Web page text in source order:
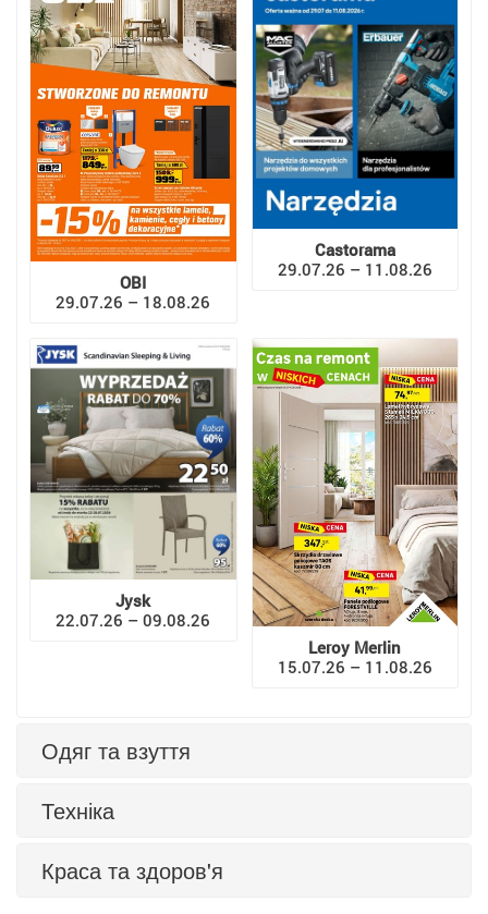
OBI
29.07.26 – 18.08.26
Castorama
29.07.26 – 11.08.26
Jysk
22.07.26 – 09.08.26
Leroy Merlin
15.07.26 – 11.08.26
Одяг та взуття
Техніка
Краса та здоров'я